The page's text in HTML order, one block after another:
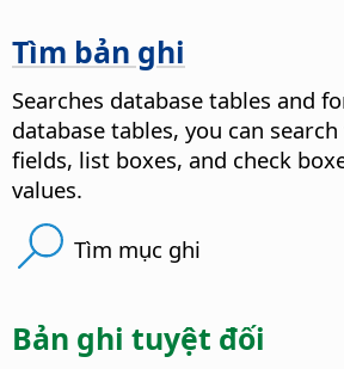
Tìm bản ghi
Searches database tables and
database tables, you can
fields, list boxes, and check
values.
Tìm mục ghi
Bản ghi tuyệt đối